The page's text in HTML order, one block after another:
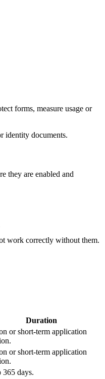
forms, measure usage or
identity documents.
they are enabled and
work correctly without them.
Duration
or short-term application
or short-term application
365 days.